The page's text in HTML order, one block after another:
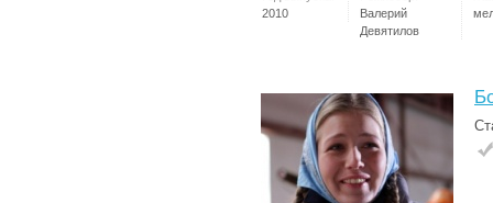
2010
Валерий
Девятилов